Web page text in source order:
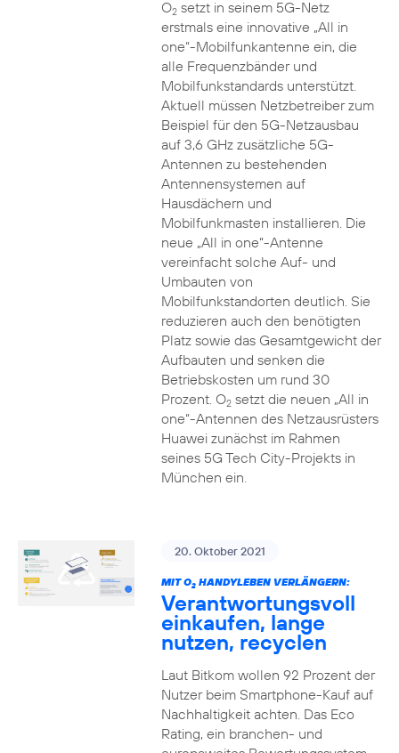
O2setzt in seinem 5G-Netz
erstmals eine innovative „All in
one“-Mobilfunkantenne ein, die
alle Frequenzbänder und
Mobilfunkstandards unterstützt.
Aktuell müssen Netzbetreiber zum
Beispiel für den 5G-Netzausbau
auf 3,6 GHz zusätzliche 5G-
Antennen zu bestehenden
Antennensystemen auf
Hausdächern und
Mobilfunkmasten installieren. Die
neue „All in one“-Antenne
vereinfacht solche Auf- und
Umbauten von
Mobilfunkstandorten deutlich. Sie
reduzieren auch den benötigten
Platz sowie das Gesamtgewicht der
Aufbauten und senken die
Betriebskosten um rund 30
Prozent. O2setzt die neuen „All in
one“-Antennen des Netzausrüsters
Huawei zunächst im Rahmen
seines 5G Tech City-Projekts in
München ein.
20. Oktober 2021
MIT O2HANDYLEBEN VERLÄNGERN:
Verantwortungsvoll
einkaufen, lange
nutzen, recyclen
Laut Bitkom wollen 92 Prozent der
Nutzer beim Smartphone-Kauf auf
Nachhaltigkeit achten. Das Eco
Rating, ein branchen- und